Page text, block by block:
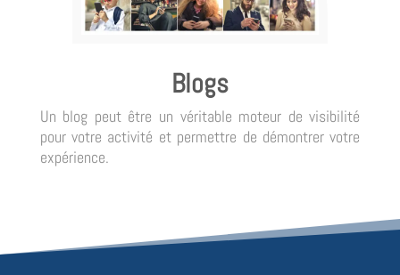
Blogs
Un blog peut être un véritable moteur de visibilité
pour votre activité et permettre de démontrer votre
expérience.